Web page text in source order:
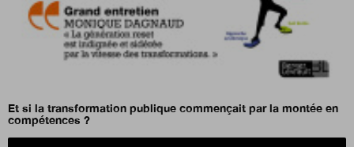
Et si la transformation publique commençait par la montée en
compétences ?